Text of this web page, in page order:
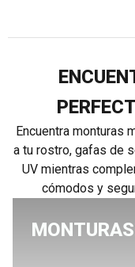
Encuentra monturas
a tu rostro, gafas de
UV mientras
cómodos y
MONTURAS